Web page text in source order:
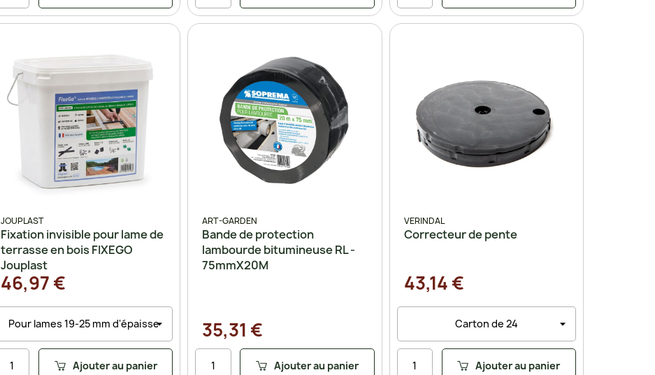
JOUPLAST
Fixation invisible pour lame de
terrasse en bois FIXEGO
Jouplast
46,97 €
Ajouter au panier
ART-GARDEN
Bande de protection
lambourde bitumineuse RL -
75mmX20M
35,31 €
Ajouter au panier
VERINDAL
Correcteur de pente
43,14 €
Ajouter au panier